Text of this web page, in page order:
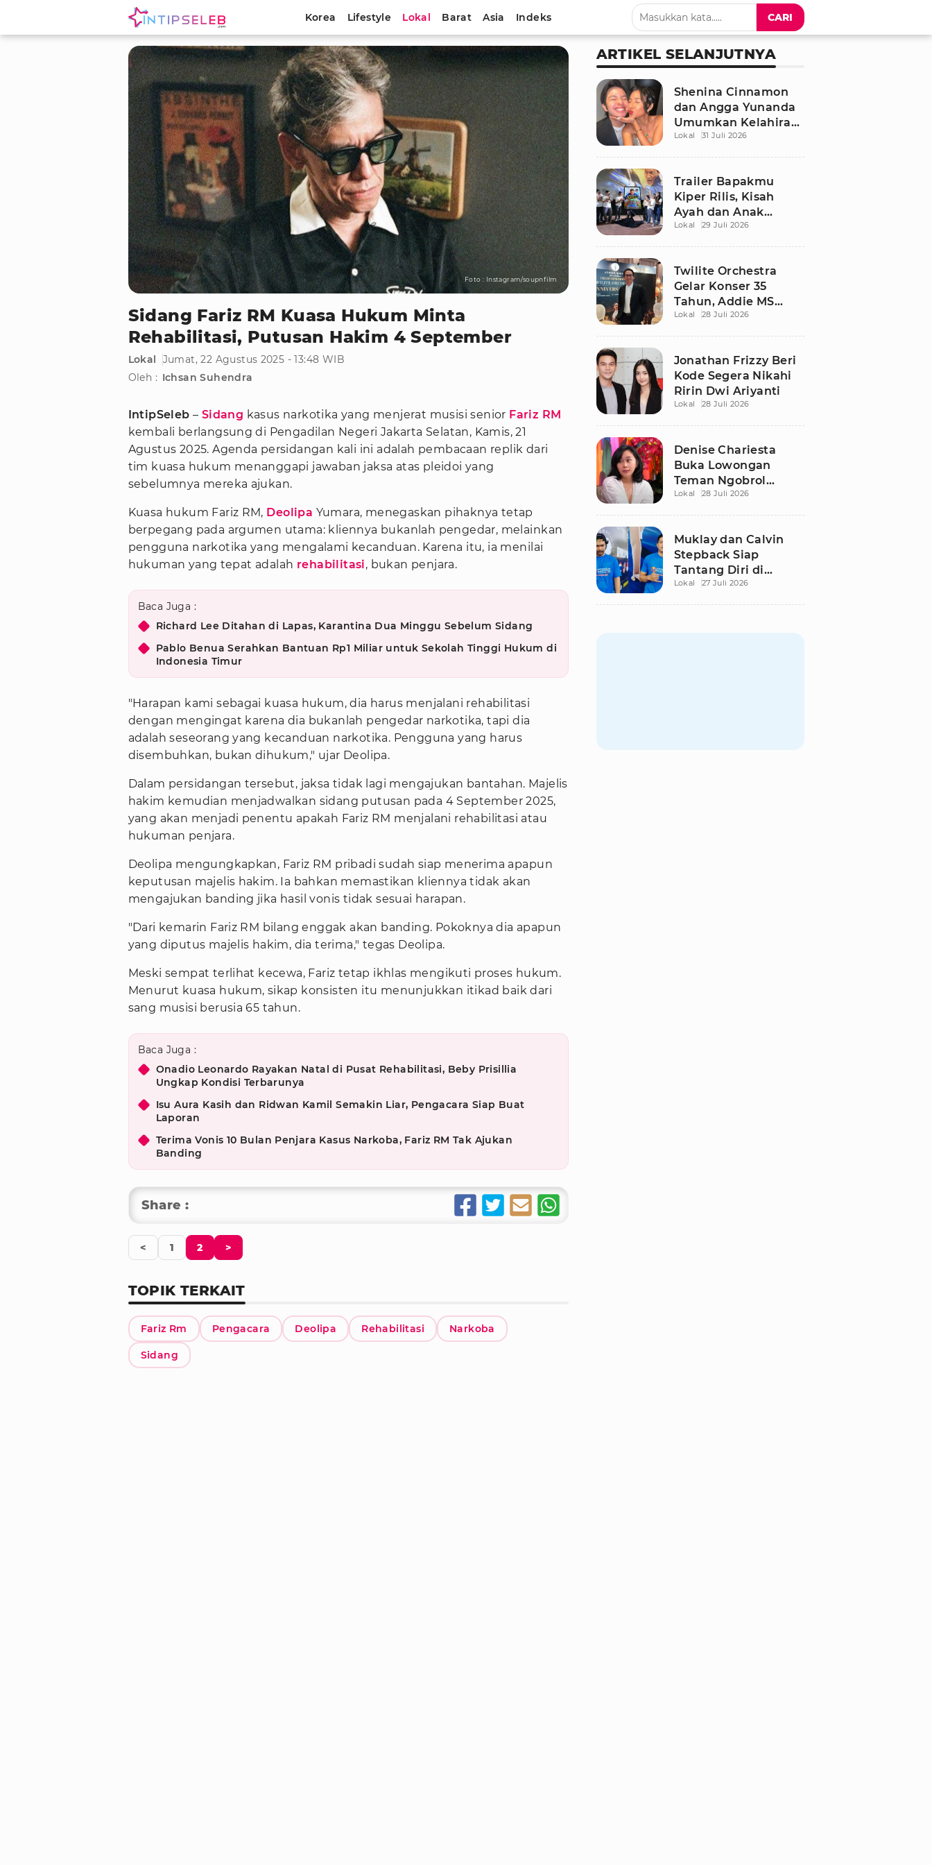
Korea Lifestyle Lokal Barat Asia Indeks CARI
Foto : Instagram/soupnfilm
Sidang Fariz RM Kuasa Hukum Minta
Rehabilitasi, Putusan Hakim 4 September
Lokal
Jumat, 22 Agustus 2025 - 13:48 WIB
Oleh : Ichsan Suhendra
IntipSeleb – Sidang kasus narkotika yang menjerat musisi senior Fariz RM
kembali berlangsung di Pengadilan Negeri Jakarta Selatan, Kamis, 21
Agustus 2025. Agenda persidangan kali ini adalah pembacaan replik dari
tim kuasa hukum menanggapi jawaban jaksa atas pleidoi yang
sebelumnya mereka ajukan.
Kuasa hukum Fariz RM, Deolipa Yumara, menegaskan pihaknya tetap
berpegang pada argumen utama: kliennya bukanlah pengedar, melainkan
pengguna narkotika yang mengalami kecanduan. Karena itu, ia menilai
hukuman yang tepat adalah rehabilitasi, bukan penjara.
Baca Juga :
Richard Lee Ditahan di Lapas, Karantina Dua Minggu Sebelum Sidang
Pablo Benua Serahkan Bantuan Rp1 Miliar untuk Sekolah Tinggi Hukum di
Indonesia Timur
"Harapan kami sebagai kuasa hukum, dia harus menjalani rehabilitasi
dengan mengingat karena dia bukanlah pengedar narkotika, tapi dia
adalah seseorang yang kecanduan narkotika. Pengguna yang harus
disembuhkan, bukan dihukum," ujar Deolipa.
Dalam persidangan tersebut, jaksa tidak lagi mengajukan bantahan. Majelis
hakim kemudian menjadwalkan sidang putusan pada 4 September 2025,
yang akan menjadi penentu apakah Fariz RM menjalani rehabilitasi atau
hukuman penjara.
Deolipa mengungkapkan, Fariz RM pribadi sudah siap menerima apapun
keputusan majelis hakim. Ia bahkan memastikan kliennya tidak akan
mengajukan banding jika hasil vonis tidak sesuai harapan.
"Dari kemarin Fariz RM bilang enggak akan banding. Pokoknya dia apapun
yang diputus majelis hakim, dia terima," tegas Deolipa.
Meski sempat terlihat kecewa, Fariz tetap ikhlas mengikuti proses hukum.
Menurut kuasa hukum, sikap konsisten itu menunjukkan itikad baik dari
sang musisi berusia 65 tahun.
Baca Juga :
Onadio Leonardo Rayakan Natal di Pusat Rehabilitasi, Beby Prisillia
Ungkap Kondisi Terbarunya
Isu Aura Kasih dan Ridwan Kamil Semakin Liar, Pengacara Siap Buat
Laporan
Terima Vonis 10 Bulan Penjara Kasus Narkoba, Fariz RM Tak Ajukan
Banding
Share :
< 1 2 >
TOPIK TERKAIT
Fariz Rm Pengacara Deolipa Rehabilitasi Narkoba
Sidang
ARTIKEL SELANJUTNYA
Shenina Cinnamon
dan Angga Yunanda
Umumkan Kelahiran
Putra Pertama,
Lokal 31 Juli 2026
Trailer Bapakmu
Kiper Rilis, Kisah
Ayah dan Anak
Berdamai Lewat
Lokal 29 Juli 2026
Twilite Orchestra
Gelar Konser 35
Tahun, Addie MS
Ungkap Kisah Haru
Lokal 28 Juli 2026
Jonathan Frizzy Beri
Kode Segera Nikahi
Ririn Dwi Ariyanti
Lokal 28 Juli 2026
Denise Chariesta
Buka Lowongan
Teman Ngobrol
Bergaji Rp15 Juta, Ini
Lokal 28 Juli 2026
Muklay dan Calvin
Stepback Siap
Tantang Diri di
Kratingdaeng Red
Lokal 27 Juli 2026